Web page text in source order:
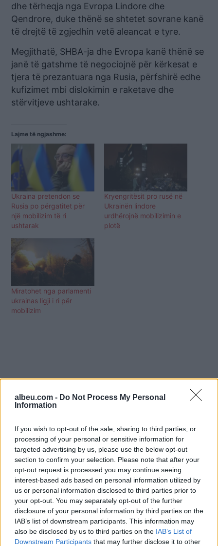
albeu.com - Do Not Process My Personal
Information
If you wish to opt-out of the sale, sharing to third parties, or
processing of your personal or sensitive information for
targeted advertising by us, please use the below opt-out
section to confirm your selection. Please note that after your
opt-out request is processed you may continue seeing
interest-based ads based on personal information utilized by
us or personal information disclosed to third parties prior to
your opt-out. You may separately opt-out of the further
disclosure of your personal information by third parties on the
IAB’s list of downstream participants. This information may
also be disclosed by us to third parties on the IAB’s List of
Downstream Participants that may further disclose it to other
dhe tërheqja nga Evropa Lindore dhe
Qendrore, duke thënë se shtetet sovrane kanë
të drejtë të zgjedhin vetë aleancat e tyre.
Megjithatë, SHBA-ja dhe Evropa kanë thënë se
janë të gatshme të negociojnë për kërkesat e
tjera të prezantuara nga Rusia, përfshirë edhe
kufizimet mbi dislokimin e raketave dhe
stërvitjeve ushtarake.
Lajme të ngjashme:
Ukraina pretendon se
Rusia po përgatitet për
një mobilizim të ri
ushtarak
Kryengritësit pro rusë në
Ukrainën lindore
urdhërojnë mobilizimin e
plotë
Miratohet nga parlamenti
ukrainas ligji i ri për
mobilizim
Shtuarmë19.02.2022 11:04
Tags:
, mobilizim ushtarak , rusia ,
separatiste , Ukraina